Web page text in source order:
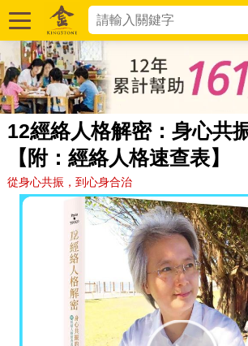
12經絡人格解密：身心共
【附：經絡人格速查表】
從身心共振，到心身合治